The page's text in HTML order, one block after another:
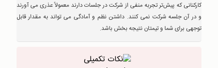
کارکنانی که پیش‌تر تجربه منفی از شرکت در جلسات دارند معمولاً عذری می آورند
و در آن جلسه شرکت نمی کنند. داشتن نظم و آمادگی می تواند به مقدار قابل
توجهی برای شما و تیمتان نتیجه بخش باشد.